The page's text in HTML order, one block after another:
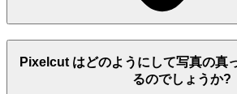
Pixelcut はどのようにして写真の真
るのでしょうか?